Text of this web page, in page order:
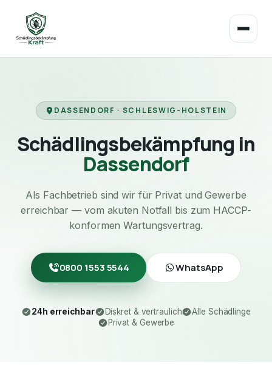
DASSENDORF · SCHLESWIG-HOLSTEIN
Schädlingsbekämpfung in
Dassendorf
Als Fachbetrieb sind wir für Privat und Gewerbe
erreichbar — vom akuten Notfall bis zum HACCP-
konformen Wartungsvertrag.
0800 1553 5544 WhatsApp
24h erreichbar Diskret & vertraulich
Alle Schädlinge
Privat & Gewerbe